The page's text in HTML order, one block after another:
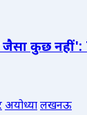
जैसा कुछ
अयोध्यालखनऊ